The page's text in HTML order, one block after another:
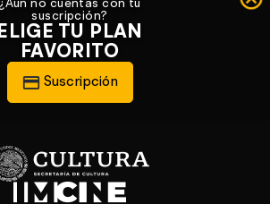
¿Aun no cuentas con tu
suscripción?
ELIGE TU PLAN
FAVORITO
Suscripción